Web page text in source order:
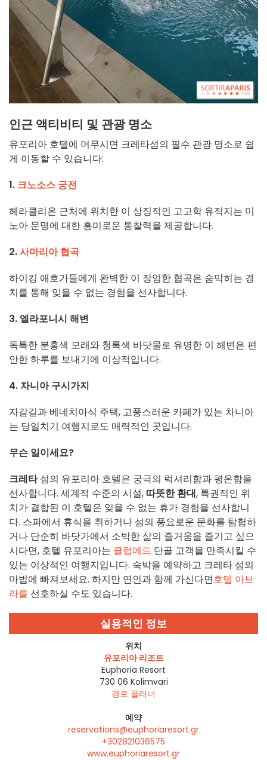
인근 액티비티 및 관광 명소
유포리아 호텔에 머무시면 크레타섬의 필수 관광 명소로 쉽
게 이동할 수 있습니다:
1. 크노소스 궁전
헤라클리온 근처에 위치한 이 상징적인 고고학 유적지는 미
노아 문명에 대한 흥미로운 통찰력을 제공합니다.
2.사마리아 협곡
하이킹 애호가들에게 완벽한 이 장엄한 협곡은 숨막히는 경
치를 통해 잊을 수 없는 경험을 선사합니다.
3. 엘라포니시 해변
독특한 분홍색 모래와 청록색 바닷물로 유명한 이 해변은 편
안한 하루를 보내기에 이상적입니다.
4. 차니아 구시가지
자갈길과 베네치아식 주택, 고풍스러운 카페가 있는 차니아
는 당일치기 여행지로도 매력적인 곳입니다.
무슨 일이세요?
크레타섬의 유포리아 호텔은 궁극의 럭셔리함과 평온함을
선사합니다. 세계적 수준의 시설, 따뜻한 환대, 특권적인 위
치가 결합된 이 호텔은 잊을 수 없는 휴가 경험을 선사합니
다. 스파에서 휴식을 취하거나 섬의 풍요로운 문화를 탐험하
거나 단순히 바닷가에서 소박한 삶의 즐거움을 즐기고 싶으
시다면, 호텔 유포리아는 클럽메드 단골 고객을 만족시킬 수
있는 이상적인 여행지입니다. 숙박을 예약하고 크레타 섬의
마법에 빠져보세요. 하지만 연인과 함께 가신다면호텔 아브
라를 선호하실 수도 있습니다.
실용적인 정보
위치
유포리아 리조트
Euphoria Resort
730 06 Kolimvari
경로 플래너
예약
reservations@euphoriaresort.gr
+302821036575
www.euphoriaresort.gr